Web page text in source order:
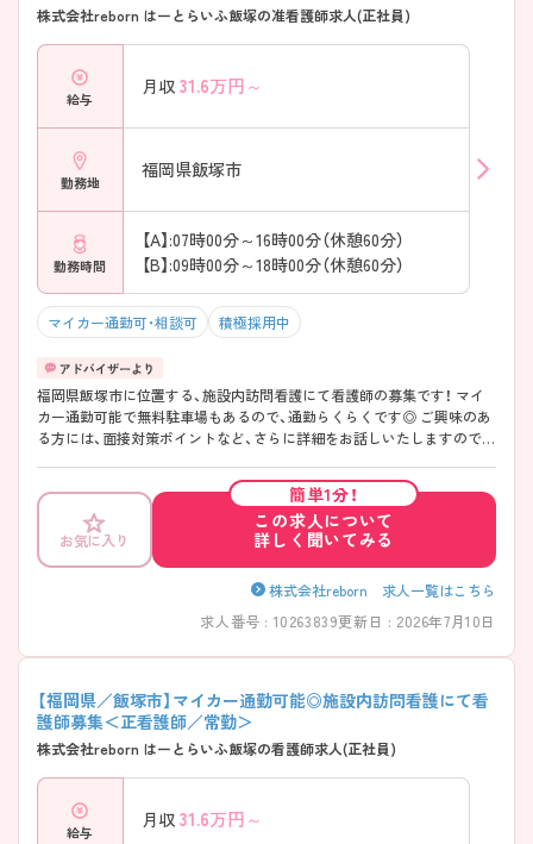
株式会社reborn はーとらいふ飯塚の准看護師求人(正社員)
給与
月収 31.6万円～
勤務地
福岡県飯塚市
勤務時間
【A】:07時00分～16時00分（休憩60分）
【B】:09時00分～18時00分（休憩60分）
マイカー通勤可・相談可 積極採用中
福岡県飯塚市に位置する、施設内訪問看護にて看護師の募集です！ マイ
カー通勤可能で無料駐車場もあるので、通勤らくらくです◎ ご興味のあ
る方には、面接対策ポイントなど、さらに詳細をお話しいたしますのでお
お気に入り
簡単1分！
この求人について
詳しく聞いてみる
株式会社reborn 求人一覧はこちら
求人番号 : 10263839更新日 : 2026年7月10日
【福岡県／飯塚市】マイカー通勤可能◎施設内訪問看護にて看
護師募集＜正看護師／常勤＞
株式会社reborn はーとらいふ飯塚の看護師求人(正社員)
給与
月収 31.6万円～